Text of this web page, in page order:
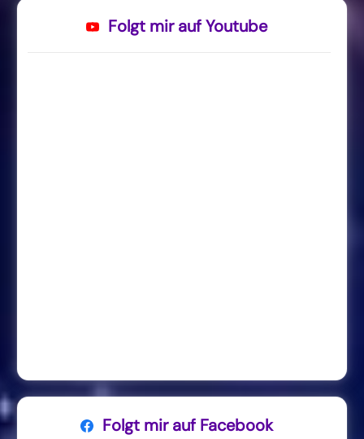
Folgt mir auf Youtube
Folgt mir auf Facebook